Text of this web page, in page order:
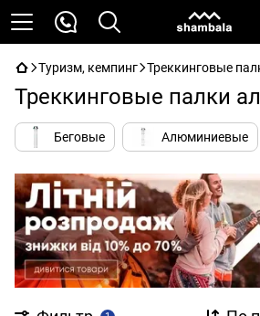
Туризм, кемпинг Треккинговые
Треккинговые палки
Беговые Алюминиевые